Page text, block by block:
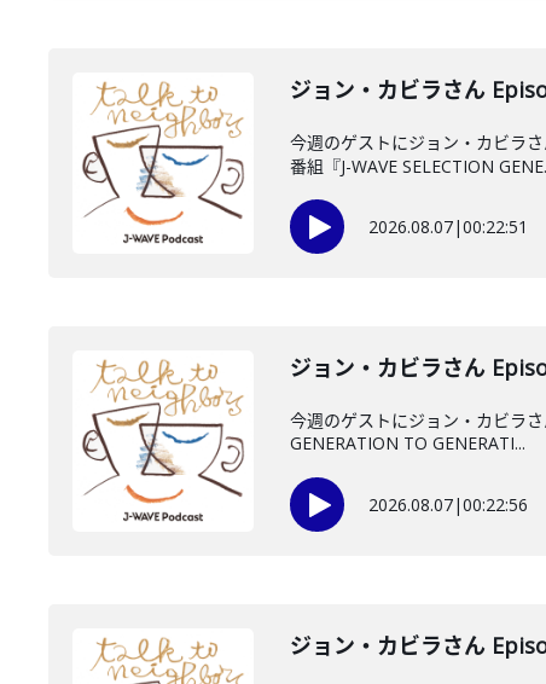
ジョン・カビラさん
今週のゲストにジョン・カビラ
番組『J-WAVE SELECTION
2026.08.07|00:22:51
ジョン・カビラさん
今週のゲストにジョン・カビラ
GENERATION TO GENERATI...
2026.08.07|00:22:56
ジョン・カビラさん